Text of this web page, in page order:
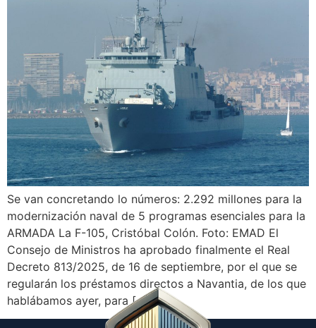
Se van concretando lo números: 2.292 millones para la
modernización naval de 5 programas esenciales para la
ARMADA La F-105, Cristóbal Colón. Foto: EMAD El
Consejo de Ministros ha aprobado finalmente el Real
Decreto 813/2025, de 16 de septiembre, por el que se
regularán los préstamos directos a Navantia, de los que
hablábamos ayer, para […]